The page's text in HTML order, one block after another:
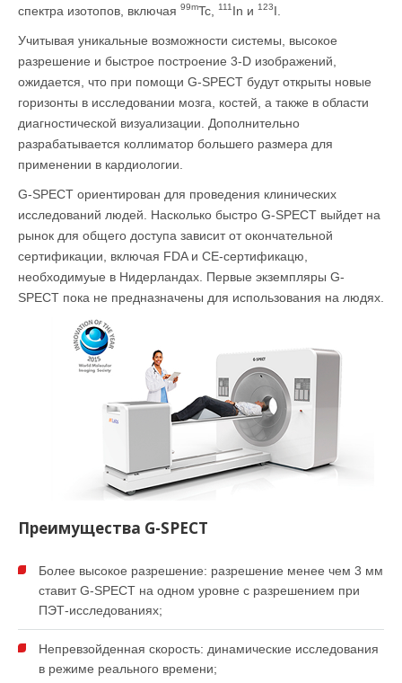
спектра изотопов, включая 99mTc, 111 In и 123I.
Учитывая уникальные возможности системы, высокое
разрешение и быстрое построение 3-D изображений,
ожидается, что при помощи G-SPECT будут открыты новые
горизонты в исследовании мозга, костей, а также в области
диагностической визуализации. Дополнительно
разрабатывается коллиматор большего размера для
применении в кардиологии.
G-SPECT ориентирован для проведения клинических
исследований людей. Насколько быстро G-SPECT выйдет на
рынок для общего доступа зависит от окончательной
сертификации, включая FDA и CE-сертификацю,
необходимуые в Нидерландах. Первые экземпляры G-
SPECT пока не предназначены для использования на людях.
Преимущества G-SPECT
Более высокое разрешение: разрешение менее чем 3 мм
ставит G-SPECT на одном уровне с разрешением при
ПЭТ-исследованиях;
Непревзойденная скорость: динамические исследования
в режиме реального времени;